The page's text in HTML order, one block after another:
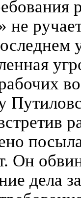
не
Он
дела